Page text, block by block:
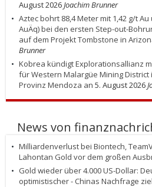
August 2026Joachim Brunner
Aztec bohrt 88,4 Meter mit 1,42 g/t Au
AuÄq) bei den ersten Step-out-
auf dem Projekt Tombstone in
Brunner
Kobrea kündigt Explorationsallianz
für Western Malargüe Mining
Provinz Mendoza an 5. August 2026
News von
Milliardenverlust bei Biontech,
Lahontan Gold vor dem großen
Gold wieder über 4.000 US-Dollar:
optimistischer - Chinas Nachfrage